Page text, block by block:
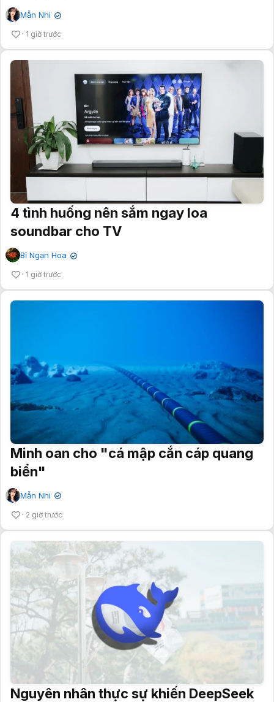
Mẫn Nhi ✔
1 giờ trước
4 tình huống nên sắm ngay loa
soundbar cho TV
Bỉ Ngạn Hoa ✔
1 giờ trước
Minh oan cho "cá mập cắn cáp quang
biển"
Mẫn Nhi ✔
2 giờ trước
Nguyên nhân thực sự khiến DeepSeek